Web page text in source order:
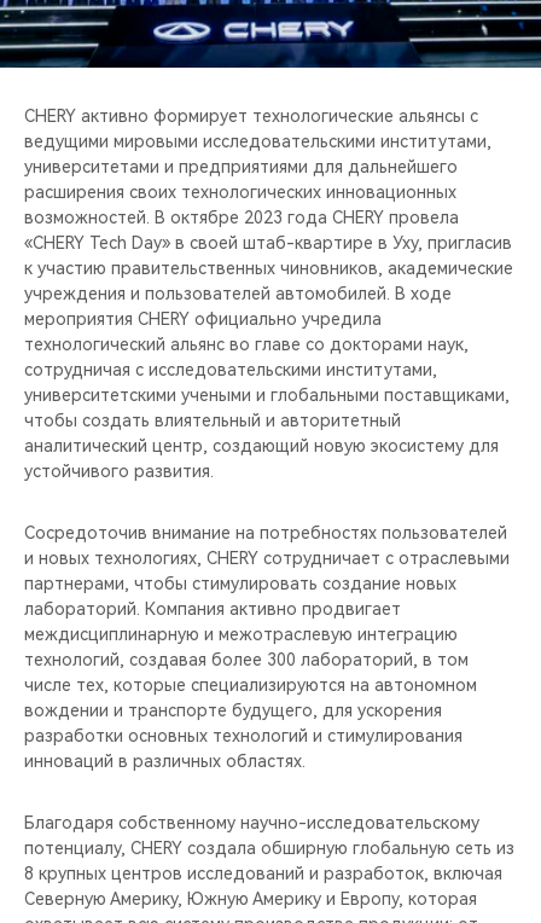
CHERY активно формирует технологические альянсы с
ведущими мировыми исследовательскими институтами,
университетами и предприятиями для дальнейшего
расширения своих технологических инновационных
возможностей. В октябре 2023 года CHERY провела
«CHERY Tech Day» в своей штаб-квартире в Уху, пригласив
к участию правительственных чиновников, академические
учреждения и пользователей автомобилей. В ходе
мероприятия CHERY официально учредила
технологический альянс во главе со докторами наук,
сотрудничая с исследовательскими институтами,
университетскими учеными и глобальными поставщиками,
чтобы создать влиятельный и авторитетный
аналитический центр, создающий новую экосистему для
устойчивого развития.
Сосредоточив внимание на потребностях пользователей
и новых технологиях, CHERY сотрудничает с отраслевыми
партнерами, чтобы стимулировать создание новых
лабораторий. Компания активно продвигает
междисциплинарную и межотраслевую интеграцию
технологий, создавая более 300 лабораторий, в том
числе тех, которые специализируются на автономном
вождении и транспорте будущего, для ускорения
разработки основных технологий и стимулирования
инноваций в различных областях.
Благодаря собственному научно-исследовательскому
потенциалу, CHERY создала обширную глобальную сеть из
8 крупных центров исследований и разработок, включая
Северную Америку, Южную Америку и Европу, которая